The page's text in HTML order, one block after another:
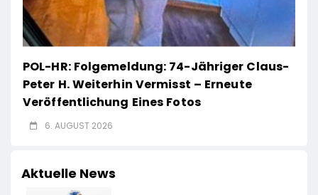
POL-HR: Folgemeldung: 74-Jähriger Claus-
Peter H. Weiterhin Vermisst – Erneute
Veröffentlichung Eines Fotos
6. AUGUST 2026
Aktuelle News